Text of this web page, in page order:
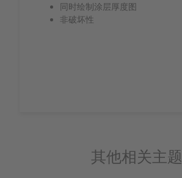
同时绘制涂层厚度图
非破坏性
其他相关主题